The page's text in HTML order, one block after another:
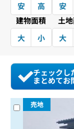
安
高
安
建物面積
大
小
土
大
チェックし
まとめてお
売地